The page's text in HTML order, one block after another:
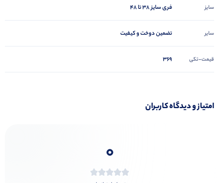
سایز فری سایز 38 تا 48
سایر تضمین دوخت و کیفیت
قیمت-تکی 369
امتیاز و دیدگاه کاربران
0